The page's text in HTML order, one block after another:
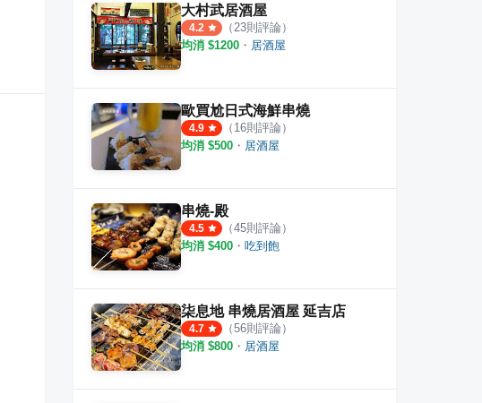
大村武居酒屋
4.2 （ 23則評論）
均消 $1200 ・ 居酒屋
歐買尬日式海鮮串燒
4.9 （ 16則評論）
均消 $500 ・ 居酒屋
串燒-殿
4.5 （45則評論）
均消 $400 ・ 吃到飽
柒息地 串燒居酒屋 延吉店
4.7 （56則評論）
均消 $800 ・ 居酒屋